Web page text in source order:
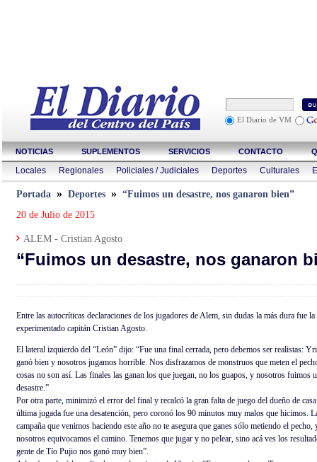
El Diario de VM
NOTICIAS SUPLEMENTOS SERVICIOS CONTACTO
Locales Regionales Policiales / Judiciales Deportes Culturales
Portada » Deportes » “Fuimos un desastre, nos ganaron bien”
20 de Julio de 2015
ALEM - Cristian Agosto
“Fuimos un desastre, nos ganaron
Entre las autocríticas declaraciones de los jugadores de Alem, sin dudas la más dura fue la
experimentado capitán Cristian Agosto.
El lateral izquierdo del “León” dijo: “Fue una final cerrada, pero debemos ser realistas:
ganó bien y nosotros jugamos horrible. Nos disfrazamos de monstruos que meten el
cosas no son así. Las finales las ganan los que juegan, no los guapos, y nosotros fuimos
desastre.”
Por otra parte, minimizó el error del final y recalcó la gran falta de juego del dueño de
última jugada fue una desatención, pero coronó los 90 minutos muy malos que hicimos.
campaña que venimos haciendo este año no te asegura que ganes sólo metiendo el pecho,
nosotros equivocamos el camino. Tenemos que jugar y no pelear, sino acá ves los
gente de Tío Pujio nos ganó muy bien”.